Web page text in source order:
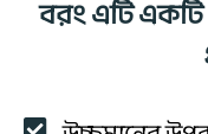
বরং এটি একটি